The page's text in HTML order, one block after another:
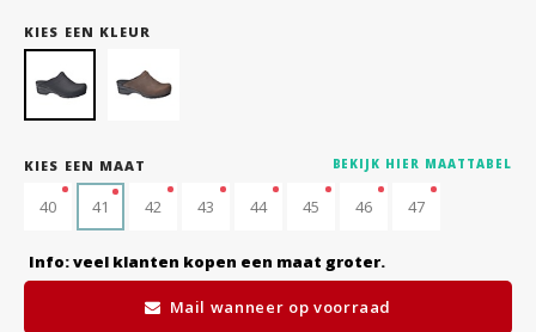
KIES EEN KLEUR
KIES EEN MAAT BEKIJK HIER MAATTABEL
40 41 42 43 44 45 46 47
Info: veel klanten kopen een maat groter.
Mail wanneer op voorraad